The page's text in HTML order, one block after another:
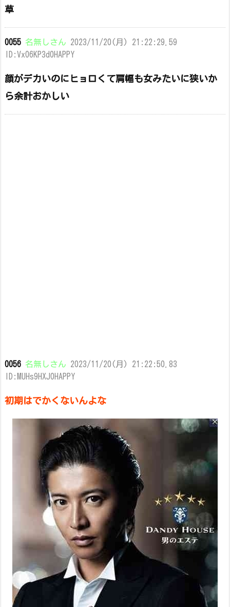
草
0055 名無しさん 2023/11/20(月) 21:22:29.59
ID:Vx06KP3d0HAPPY
顔がデカいのにヒョロくて肩幅も女みたいに狭いか
ら余計おかしい
0056 名無しさん 2023/11/20(月) 21:22:50.83
ID:MUHs9HXJ0HAPPY
初期はでかくないんよな